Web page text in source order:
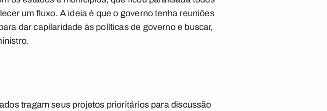
um fluxo. A ideia é que o governo tenha reuniões
dar capilaridade às políticas de governo e buscar,
tragam seus projetos prioritários para discussão